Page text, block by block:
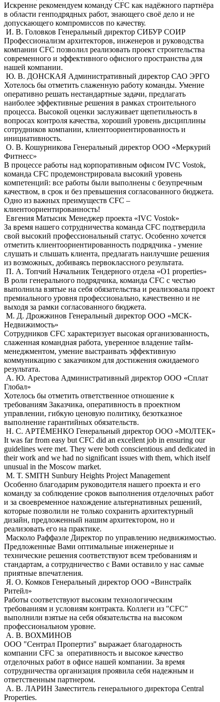
Искренне рекомендуем команду CFC как надёжного партнёра
в области генподрядных работ, знающего своё дело и не
допускающего компромиссов по качеству.
И. В. Головков Генеральный директор СИБУР СОИР
Профессионализм архитекторов, инженеров и руководства
компании CFC позволил реализовать проект строительства
современного и эффективного офисного пространства для
нашей компании.
Ю. В. ДОНСКАЯ Административный директор САО ЭРГО
Хотелось бы отметить слaженную работу команды. Умение
оперативно решать нестандартные задачи, предлагать
наиболее эффективные решения в рамках строительного
процесса. Высокой оценки заслуживает щепетильность в
вопросах контроля качества, хороший уровень дисциплины
сотрудников компании, клиентоориентированность и
инициативность.
О. В. Кошурникова Генеральный директор ООО «Меркурий
Фитнесс»
В процессе работы над корпоративным офисом IVC Vostok,
команда СFС продемонстрировала высокий уровень
компетенций: все работы были выполнены с безупречным
качеством, в срок и без превышения согласованного бюджета.
Одно из важных преимуществ СFС –
клиентоориентированность!
Евгения Матысик Менеджер проекта «IVC Vostok»
За время нашего сотрудничества команда CFC подтвердила
свой высокий профессиональный статус. Особенно хочется
отметить клиентоориентированность подрядчика - умение
слушать и слышать клиента, предлагать наилучшие решения
из возможных, добиваясь первоклассного результата.
П. А. Топчий Начальник Тендерного отдела «О1 properties»
В роли генерального подрядчика, команда CFC с честью
выполнила взятые на себя обязательства и реализовала проект
премиального уровня профессионально, качественно и не
выходя за рамки согласованного бюджета.
М. Д. Дрожжинов Генеральный директор ООО «МСК-
Недвижимость»
Сотрудников CFC характеризует высокая организованность,
слаженная командная работа, уверенное владение тайм-
менеджментом, умение выстраивать эффективную
коммуникацию с заказчиком для достижения ожидаемого
результата.
А. Ю. Арестова Административный директор ООО «Сплат
Глобал»
Хотелось бы отметить ответственное отношение к
требованиям Заказчика, оперативность в проектном
управлении, гибкую ценовую политику, безотказное
выполнение гарантийных обязательств.
Н. С. АРТЁМЕНКО Генеральный директор ООО «МОЛТЕК»
It was far from easy but CFC did an excellent job in ensuring our
guidelines were met. They were both conscientious and dedicated in
their work and we had no significant issues with them, which itself
unusual in the Moscow market.
M. T. SMITH Sunbury Heights Project Management
Особенно благодарим руководителя нашего проекта и его
команду за соблюдение сроков выполнения отделочных работ
и за своевременное нахождение альтернативных решений,
которые позволили не только сохранить архитектурный
дизайн, предложенный нашим архитектором, но и
реализовать его на практике.
Масколо Раффаэле Директор по управлению недвижимостью.
Предложенные Вами оптимальные инженерные и
технические решения соответствуют всем требованиям и
стандартам, а сотрудничество с Вами оставило у нас самые
приятные впечатления.
Я. О. Комков Генеральный директор ООО «Винстрайк
Ритейл»
Работы соответствуют высоким технологическим
требованиям и условиям контракта. Коллеги из "CFC"
выполнили взятые на себя обязательства на высоком
профессиональном уровне.
А. В. ВОХМИНОВ
ООО "Сентрал Пропертиз" выражает благодарность
компании CFC за оперативность и высокое качество
отделочных работ в офисе нашей компании. За время
сотрудничества организация проявила себя надежным и
ответственным партнером.
А. В. ЛАРИН Заместитель генерального директора Central
Properties.